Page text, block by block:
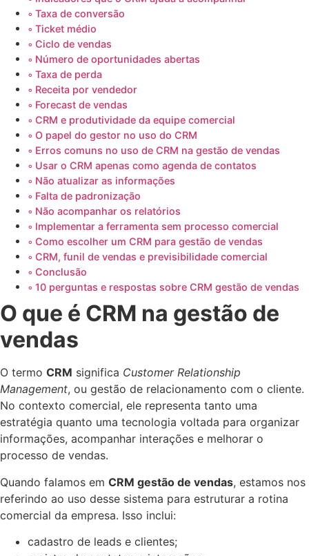
Taxa de conversão
Ticket médio
Ciclo de vendas
Número de oportunidades abertas
Taxa de perda
Receita por vendedor
Forecast de vendas
CRM e produtividade da equipe comercial
O papel do gestor no uso do CRM
Erros comuns no uso de CRM na gestão de vendas
Usar o CRM apenas como agenda de contatos
Não atualizar as informações
Falta de padronização
Não acompanhar os relatórios
Implementar a ferramenta sem processo comercial
Como escolher um CRM para gestão de vendas
CRM, funil de vendas e previsibilidade comercial
Conclusão
10 perguntas e respostas sobre CRM gestão de vendas
O que é CRM na gestão de
vendas
O termo CRM significa Customer Relationship
Management, ou gestão de relacionamento com o cliente.
No contexto comercial, ele representa tanto uma
estratégia quanto uma tecnologia voltada para organizar
informações, acompanhar interações e melhorar o
processo de vendas.
Quando falamos em CRM gestão de vendas, estamos nos
referindo ao uso desse sistema para estruturar a rotina
comercial da empresa. Isso inclui:
cadastro de leads e clientes;